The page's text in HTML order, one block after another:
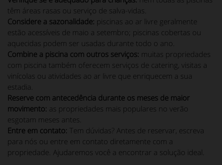
têm áreas rasas ou serviço de salva-vidas.
Considere a sazonalidade: piscinas ao ar livre geralmente
estão acessíveis de maio a setembro; piscinas cobertas ou
aquecidas podem ser usadas durante todo o ano.
Combine a piscina com outros serviços: muitas propriedades
com piscina também oferecem serviços de catering, visitas a
vinícolas ou atividades ao ar livre que enriquecem a sua
estadia.
Reserve com antecedência durante os meses de maior
movimento: as propriedades mais populares no verão
esgotam meses antes.
Entre em contato: Tem dúvidas? Antes de reservar, escreva
para nós ou entre em contato diretamente com a
propriedade. Ajudaremos você a encontrar a solução ideal.